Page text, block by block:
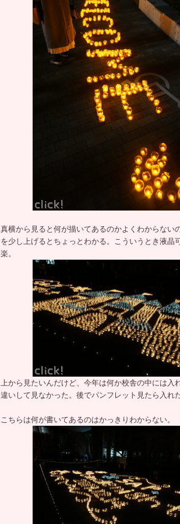
真横から見ると何が描いてあるのかよくわからない
を少し上げるとちょっとわかる。こういうとき液晶
楽。
上から見たいんだけど、今年は何か校舎の中には入
違いして見なかった。後でパンフレット見たら入れ
こちらは何が書いてあるのはかっきりわからない。